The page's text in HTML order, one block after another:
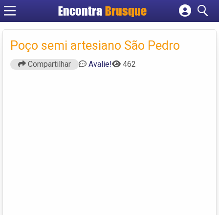
EncontraBrusque
Cadastrar empresa
Fazer login
Criar conta
Poço semi artesiano São Pedro
Compartilhar Avalie! 462